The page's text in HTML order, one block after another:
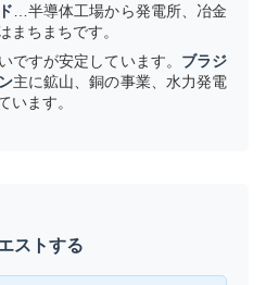
…半導体工場から発電所、冶金
まちまちです。
ですが安定しています。 ブラジ
主に鉱山、銅の事業、水力発電
います。
ストする